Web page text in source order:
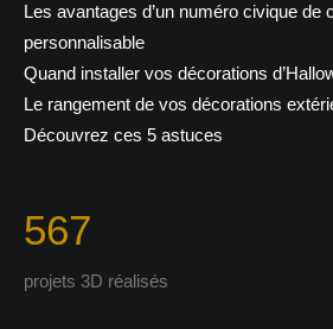
Les avantages d’un numéro civique de
personnalisable
Quand installer vos décorations
Le rangement de vos décorations
Découvrez ces 5 astuces
567
projets 3D réalisés